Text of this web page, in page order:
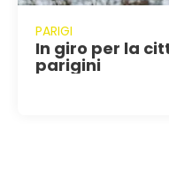
PARIGI
In giro per la
parigini